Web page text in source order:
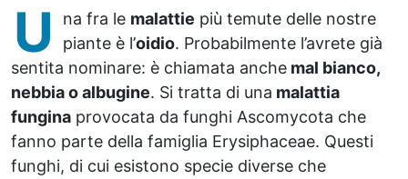
U na fra le malattie più temute delle nostre
piante è l’oidio. Probabilmente l’avrete già
sentita nominare: è chiamata anche mal bianco,
nebbia o albugine. Si tratta di una malattia
fungina provocata da funghi Ascomycota che
fanno parte della famiglia Erysiphaceae. Questi
funghi, di cui esistono specie diverse che